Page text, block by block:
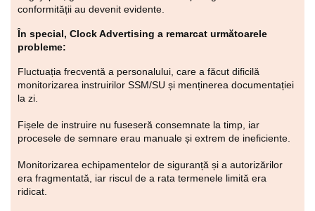
conformității au devenit evidente.
În special, Clock Advertising a remarcat următoarele
probleme:
Fluctuația frecventă a personalului, care a făcut dificilă
monitorizarea instruirilor SSM/SU și menținerea documentației
la zi.
Fișele de instruire nu fuseseră consemnate la timp, iar
procesele de semnare erau manuale și extrem de ineficiente.
Monitorizarea echipamentelor de siguranță și a autorizărilor
era fragmentată, iar riscul de a rata termenele limită era
ridicat.